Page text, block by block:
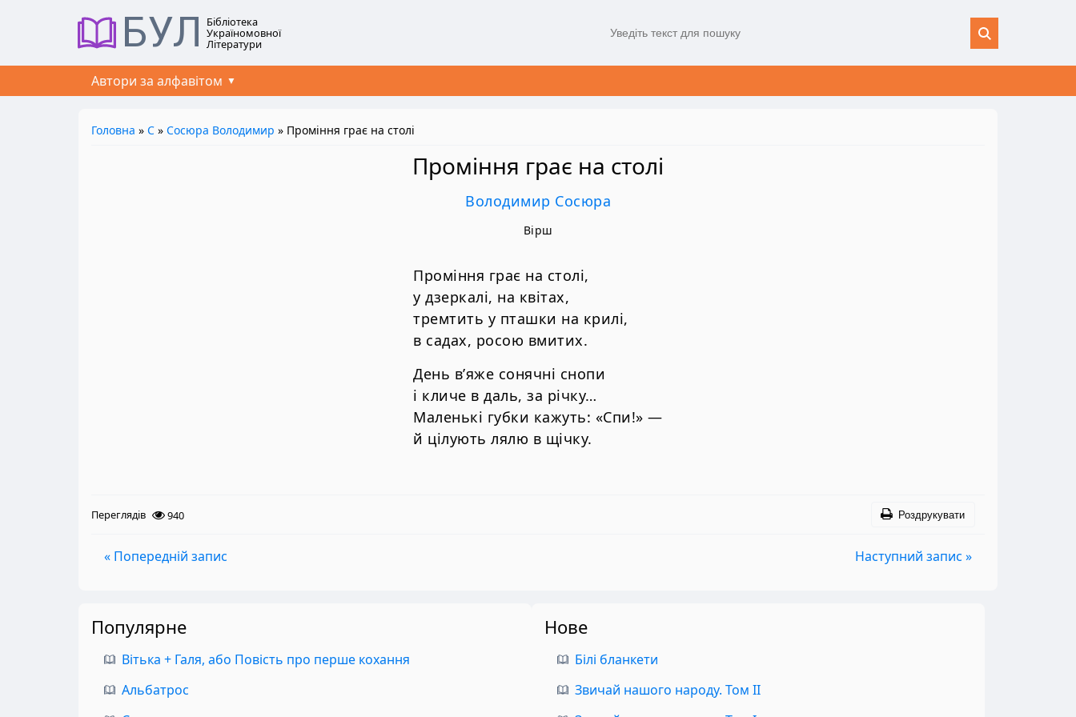
БУЛ Бібліотека
Україномовної
Літератури
Автори за алфавітом
Головна » С » Сосюра Володимир » Проміння грає на столі
Проміння грає на столі
Володимир Сосюра
Вірш
Проміння грає на столі,
у дзеркалі, на квітах,
тремтить у пташки на крилі,
в садах, росою вмитих.
День в’яже сонячні снопи
і кличе в даль, за річку…
Маленькі губки кажуть: «Спи!» —
й цілують лялю в щічку.
Переглядів 940 Роздрукувати
« Попередній запис Наступний запис »
Популярне
Вітька + Галя, або Повість про перше кохання
Альбатрос
Нове
Білі бланкети
Звичай нашого народу. Том II